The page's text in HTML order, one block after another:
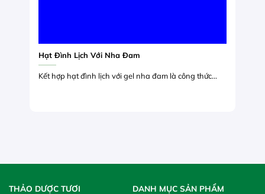
Hạt Đình Lịch Với Nha Đam
Kết hợp hạt đình lịch với gel nha đam là công thức...
THẢO DƯỢC TƯƠI
DANH MỤC SẢN PHẨM